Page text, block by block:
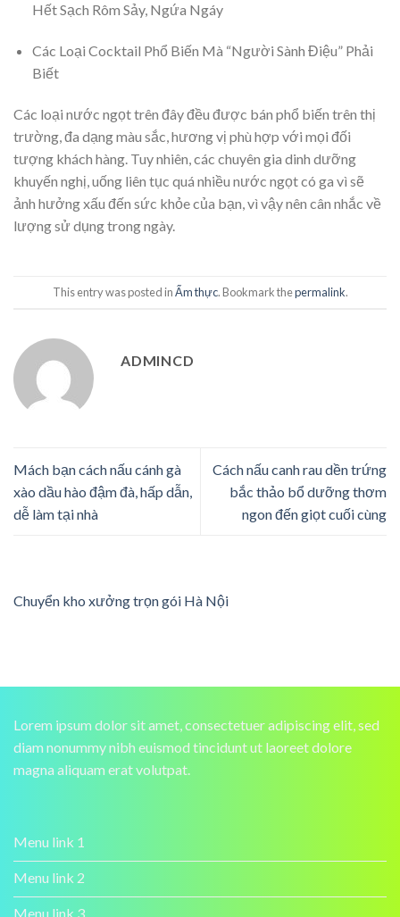
Hết Sạch Rôm Sảy, Ngứa Ngáy
Các Loại Cocktail Phổ Biến Mà “Người Sành Điệu” Phải
Biết
Các loại nước ngọt trên đây đều được bán phổ biến trên thị
trường, đa dạng màu sắc, hương vị phù hợp với mọi đối
tượng khách hàng. Tuy nhiên, các chuyên gia dinh dưỡng
khuyến nghị, uống liên tục quá nhiều nước ngọt có ga vì sẽ
ảnh hưởng xấu đến sức khỏe của bạn, vì vậy nên cân nhắc về
lượng sử dụng trong ngày.
This entry was posted inẨm thực. Bookmark thepermalink.
ADMINCD
Mách bạn cách nấu cánh gà
xào dầu hào đậm đà, hấp dẫn,
dễ làm tại nhà
Cách nấu canh rau dền trứng
bắc thảo bổ dưỡng thơm
ngon đến giọt cuối cùng
Chuyển kho xưởng trọn gói Hà Nội
Lorem ipsum dolor sit amet, consectetuer adipiscing elit, sed
diam nonummy nibh euismod tincidunt ut laoreet dolore
magna aliquam erat volutpat.
Menu link 1
Menu link 2
Menu link 3